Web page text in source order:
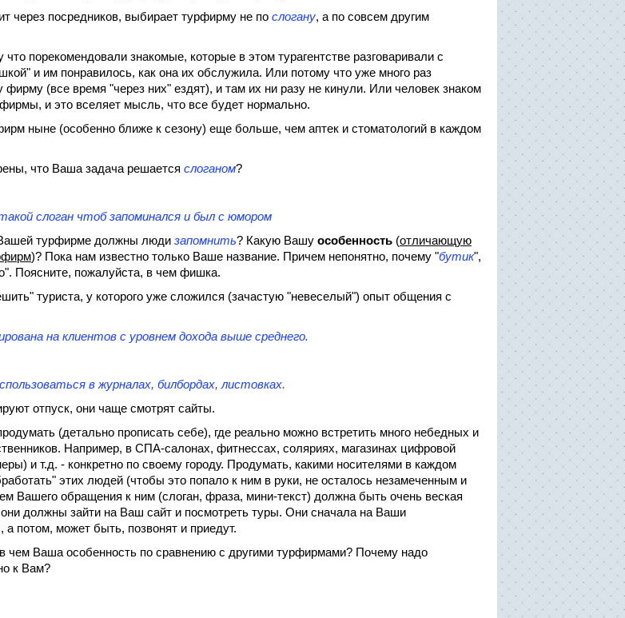
через посредников, выбирает турфирму не по слогану, а по совсем другим
порекомендовали знакомые, которые в этом турагентстве разговаривали с
и им понравилось, как она их обслужила. Или потому что уже много раз
фирму (все время "через них" ездят), и там их ни разу не кинули. Или человек знаком
и это вселяет мысль, что все будет нормально.
ныне (особенно ближе к сезону) еще больше, чем аптек и стоматологий в каждом
что Ваша задача решается слоганом?
слоган чтоб запоминался и был с юмором
турфирме должны люди запомнить? Какую Вашу особенность (отличающую
)? Пока нам известно только Ваше название. Причем непонятно, почему "бутик",
Поясните, пожалуйста, в чем фишка.
туриста, у которого уже сложился (зачастую "невеселый") опыт общения с
на клиентов с уровнем дохода выше среднего.
в журналах, билбордах, листовках.
отпуск, они чаще смотрят сайты.
(детально прописать себе), где реально можно встретить много небедных и
Например, в СПА-салонах, фитнессах, соляриях, магазинах цифровой
и т.д. - конкретно по своему городу. Продумать, какими носителями в каждом
этих людей (чтобы это попало к ним в руки, не осталось незамеченным и
Вашего обращения к ним (слоган, фраза, мини-текст) должна быть очень веская
должны зайти на Ваш сайт и посмотреть туры. Они сначала на Ваши
, а потом, может быть, позвонят и приедут.
чем Ваша особенность по сравнению с другими турфирмами? Почему надо
к Вам?